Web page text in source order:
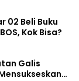
02 Beli Buku
Kok Bisa?
Galis